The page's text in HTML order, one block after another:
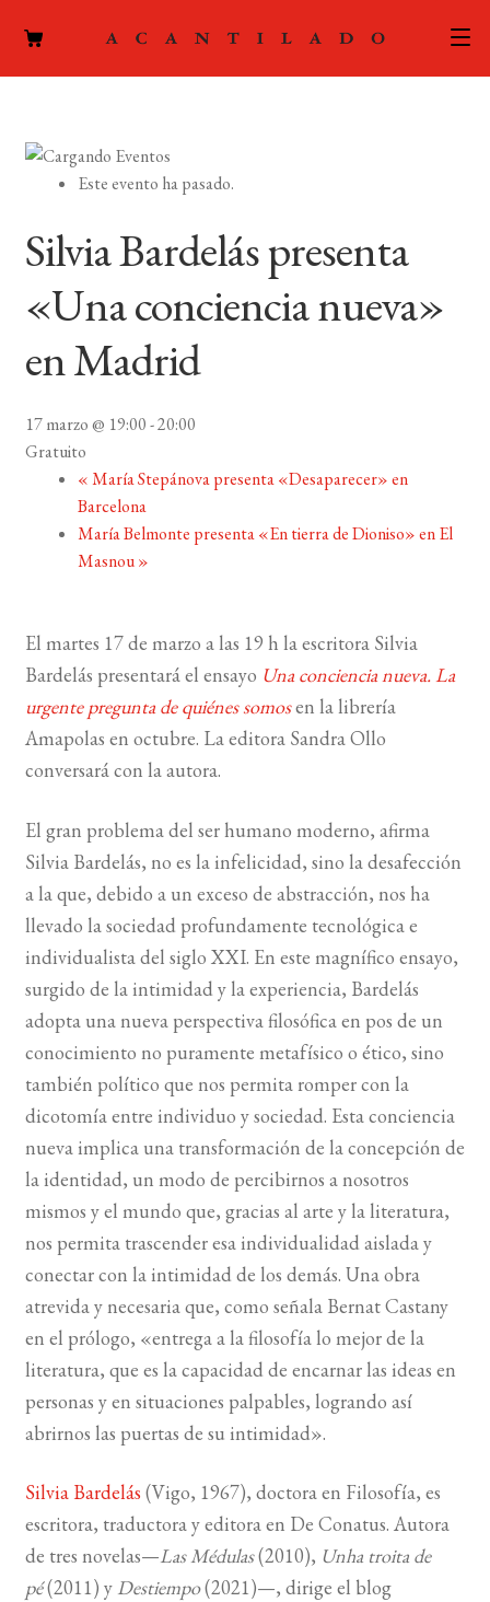
hijo
PODCAST
LA EDITORIAL
MI CUENTA
BUSCAR
Este evento ha pasado.
Silvia Bardelás presenta
«Una conciencia nueva»
en Madrid
17 marzo @ 19:00-20:00
Gratuito
«María Stepánova presenta «Desaparecer» en
Barcelona
María Belmonte presenta «En tierra de Dioniso» en El
Masnou»
El martes 17 de marzo a las 19 h la escritora Silvia
Bardelás presentará el ensayo Una conciencia nueva. La
urgente pregunta de quiénes somosen la librería
Amapolas en octubre. La editora Sandra Ollo
conversará con la autora.
El gran problema del ser humano moderno, afirma
Silvia Bardelás, no es la infelicidad, sino la desafección
a la que, debido a un exceso de abstracción, nos ha
llevado la sociedad profundamente tecnológica e
individualista del siglo XXI. En este magnífico ensayo,
surgido de la intimidad y la experiencia, Bardelás
adopta una nueva perspectiva filosófica en pos de un
conocimiento no puramente metafísico o ético, sino
también político que nos permita romper con la
dicotomía entre individuo y sociedad. Esta conciencia
nueva implica una transformación de la concepción de
la identidad, un modo de percibirnos a nosotros
mismos y el mundo que, gracias al arte y la literatura,
nos permita trascender esa individualidad aislada y
conectar con la intimidad de los demás. Una obra
atrevida y necesaria que, como señala Bernat Castany
en el prólogo, «entrega a la filosofía lo mejor de la
literatura, que es la capacidad de encarnar las ideas en
personas y en situaciones palpables, logrando así
abrirnos las puertas de su intimidad».
Silvia Bardelás (Vigo, 1967), doctora en Filosofía, es
escritora, traductora y editora en De Conatus. Autora
de tres novelas—Las Médulas(2010), Unha troita de
pé(2011) y Destiempo(2021)—, dirige el blog